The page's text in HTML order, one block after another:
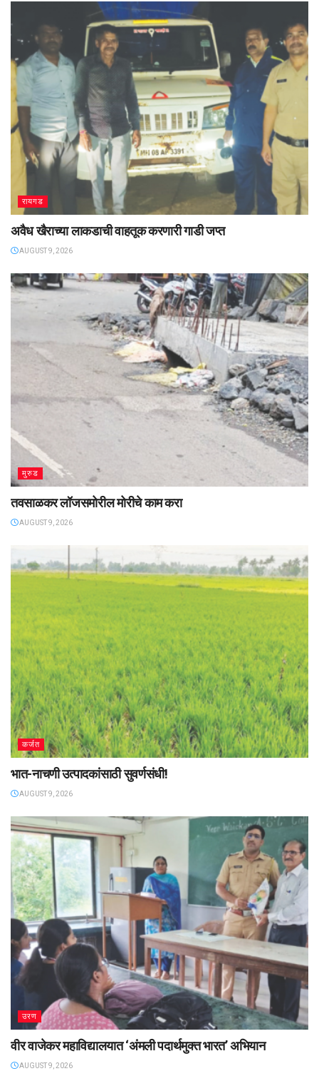
रायगड
अवैध खैराच्या लाकडाची वाहतूक करणारी गाडी जप्त
AUGUST 9, 2026
मुरुड
तवसाळकर लॉजसमोरील मोरीचे काम करा
AUGUST 9, 2026
कर्जत
भात-नाचणी उत्पादकांसाठी सुवर्णसंधी!
AUGUST 9, 2026
उरण
वीर वाजेकर महाविद्यालयात ‌‘अंमली पदार्थमुक्त भारत’ अभियान
AUGUST 9, 2026